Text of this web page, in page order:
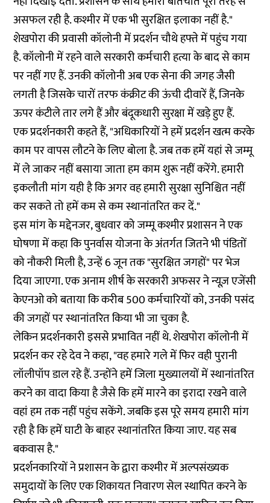
असफल रही है. कश्मीर में एक भी सुरक्षित इलाका नहीं है."
शेखपोरा की प्रवासी कॉलोनी में प्रदर्शन चौथे हफ्ते में पहुंच गया
है. कॉलोनी में रहने वाले सरकारी कर्मचारी हत्या के बाद से काम
पर नहीं गए हैं. उनकी कॉलोनी अब एक सेना की जगह जैसी
लगती है जिसके चारों तरफ कंक्रीट की ऊंची दीवारें हैं, जिनके
ऊपर कंटीले तार लगे हैं और बंदूकधारी सुरक्षा में खड़े हुए हैं.
एक प्रदर्शनकारी कहते हैं, "अधिकारियों ने हमें प्रदर्शन खत्म करके
काम पर वापस लौटने के लिए बोला है. जब तक हमें यहां से जम्मू
में ले जाकर नहीं बसाया जाता हम काम शुरू नहीं करेंगे. हमारी
इकलौती मांग यही है कि अगर वह हमारी सुरक्षा सुनिश्चित नहीं
कर सकते तो हमें कम से कम स्थानांतरित कर दें."
इस मांग के मद्देनजर, बुधवार को जम्मू कश्मीर प्रशासन ने एक
घोषणामें कहा कि पुनर्वास योजना के अंतर्गत जितने भी पंडितों
को नौकरी मिली है, उन्हें 6 जून तक "सुरक्षित जगहों" पर भेज
दिया जाएगा. एक अनाम शीर्ष के सरकारी अफसर ने न्यूज़ एजेंसी
केएनओ को बताया कि करीब 500 कर्मचारियों को, उनकी पसंद
की जगहों पर स्थानांतरित किया भी जा चुका है.
लेकिन प्रदर्शनकारी इससे प्रभावित नहीं थे. शेखपोरा कॉलोनी में
प्रदर्शन कर रहे देव ने कहा, "वह हमारे गले में फिर वही पुरानी
लॉलीपॉप डाल रहे हैं. उन्होंने हमें जिला मुख्यालयों में स्थानांतरित
करने का वादा किया है जैसे कि हमें मारने का इरादा रखने वाले
वहां हम तक नहीं पहुंच सकेंगे. जबकि इस पूरे समय हमारी मांग
रही है कि हमें घाटी के बाहर स्थानांतरित किया जाए. यह सब
बकवास है."
प्रदर्शनकारियों ने प्रशासन के द्वारा कश्मीर में अल्पसंख्यक
समुदायों के लिए एकशिकायत निवारण सेलस्थापित करने के